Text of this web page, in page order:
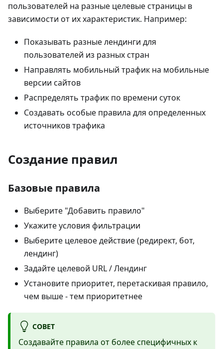
пользователей на разные целевые страницы в
зависимости от их характеристик. Например:
Показывать разные лендинги для
пользователей из разных стран
Направлять мобильный трафик на мобильные
версии сайтов
Распределять трафик по времени суток
Создавать особые правила для определенных
источников трафика
Создание правил
Базовые правила
Выберите "Добавить правило"
Укажите условия фильтрации
Выберите целевое действие (редирект, бот,
лендинг)
Задайте целевой URL / Лендинг
Установите приоритет, перетаскивая правило,
чем выше - тем приоритетнее
СОВЕТ
Создавайте правила от более специфичных к